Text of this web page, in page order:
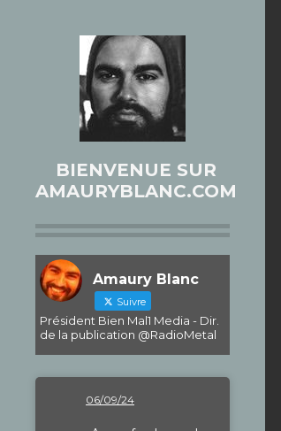
BIENVENUE SUR
AMAURYBLANC.COM
Amaury Blanc
Suivre
Président Bien Mal1 Media - Dir.
de la publication @RadioMetal
06/09/24